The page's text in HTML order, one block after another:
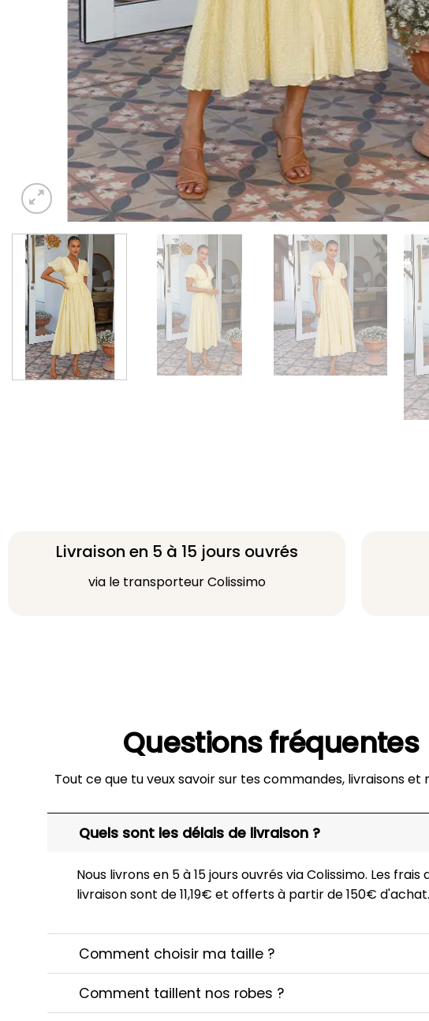
Livraison en 5 à 15 jours ouvrés
via le transporteur Colissimo
Questions fréquentes
Tout ce que tu veux savoir sur tes commandes, livraisons et
Quels sont les délais de livraison ?
Nous livrons en 5 à 15 jours ouvrés via Colissimo. Les frais
livraison sont de 11,19€ et offerts à partir de 150€ d'achat.
Comment choisir ma taille ?
Comment taillent nos robes ?